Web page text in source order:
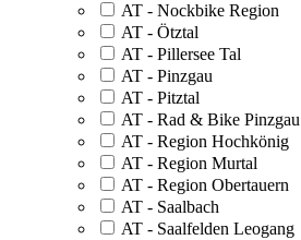
AT - Nockbike Region
AT - Ötztal
AT - Pillersee Tal
AT - Pinzgau
AT - Pitztal
AT - Rad & Bike Pinzgau
AT - Region Hochkönig
AT - Region Murtal
AT - Region Obertauern
AT - Saalbach
AT - Saalfelden Leogang